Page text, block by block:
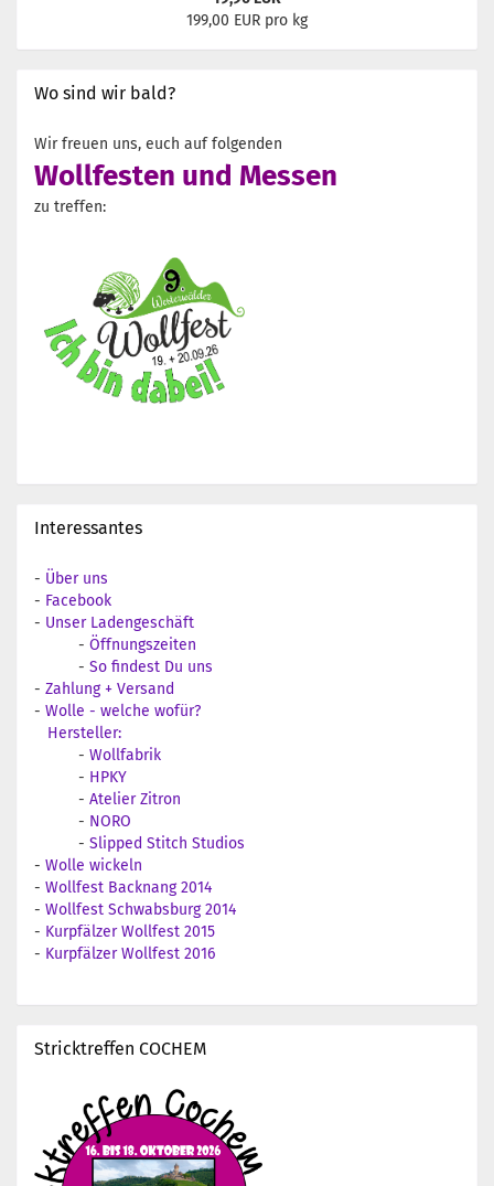
199,00 EUR pro kg
Wo sind wir bald?
Wir freuen uns, euch auf folgenden
Wollfesten und Messen
zu treffen:
Interessantes
- Über uns
- Facebook
- Unser Ladengeschäft
- Öffnungszeiten
- So findest Du uns
- Zahlung + Versand
- Wolle - welche wofür?
Hersteller:
- Wollfabrik
- HPKY
- Atelier Zitron
- NORO
- Slipped Stitch Studios
- Wolle wickeln
- Wollfest Backnang 2014
- Wollfest Schwabsburg 2014
- Kurpfälzer Wollfest 2015
- Kurpfälzer Wollfest 2016
Stricktreffen COCHEM